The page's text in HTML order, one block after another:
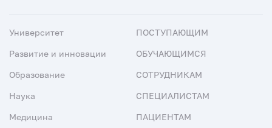
Университет
Развитие и инновации
Образование
Наука
Медицина
ПОСТУПАЮЩИМ
ОБУЧАЮЩИМСЯ
СОТРУДНИКАМ
СПЕЦИАЛИСТАМ
ПАЦИЕНТАМ